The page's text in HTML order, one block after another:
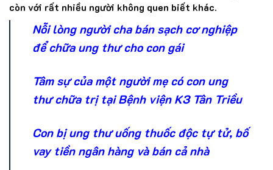
còn với rất nhiều người không quen biết khác.
Nỗi lòng người cha bán sạch cơ nghiệp
để chữa ung thư cho con gái
Tâm sự của một người mẹ có con ung
thư chữa trị tại Bệnh viện K3 Tân Triều
Con bị ung thư uống thuốc độc tự tử, bố
vay tiền ngân hàng và bán cả nhà